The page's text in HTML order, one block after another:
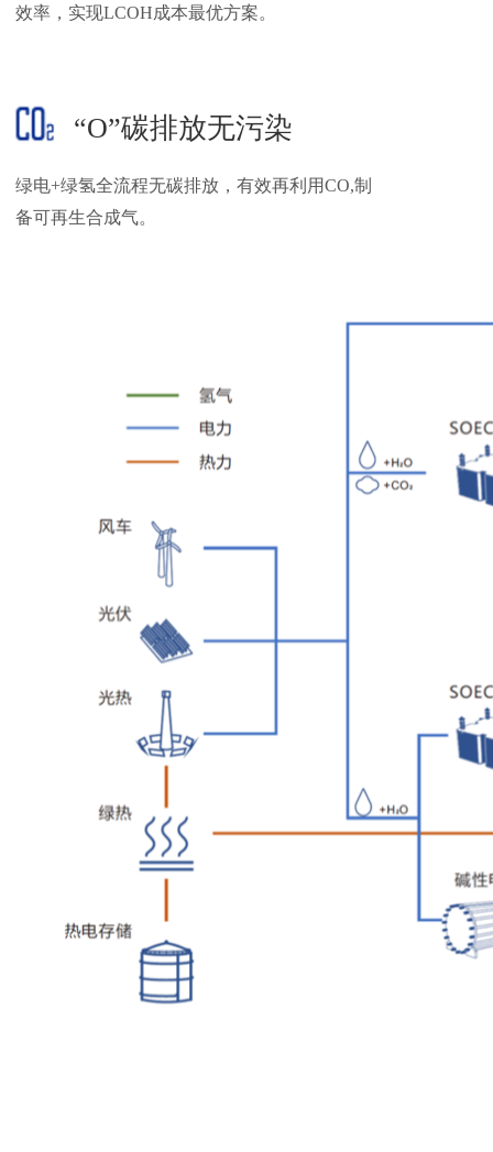
效率，实现LCOH成本最优方案。
“O”碳排放无污染
绿电+绿氢全流程无碳排放，有效再利用CO,制
备可再生合成气。